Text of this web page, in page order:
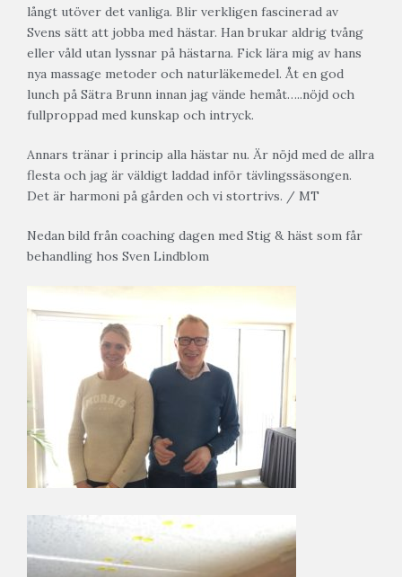
långt utöver det vanliga. Blir verkligen fascinerad av
Svens sätt att jobba med hästar. Han brukar aldrig tvång
eller våld utan lyssnar på hästarna. Fick lära mig av hans
nya massage metoder och naturläkemedel. Åt en god
lunch på Sätra Brunn innan jag vände hemåt…..nöjd och
fullproppad med kunskap och intryck.
Annars tränar i princip alla hästar nu. Är nöjd med de allra
flesta och jag är väldigt laddad inför tävlingssäsongen.
Det är harmoni på gården och vi stortrivs. / MT
Nedan bild från coaching dagen med Stig & häst som får
behandling hos Sven Lindblom